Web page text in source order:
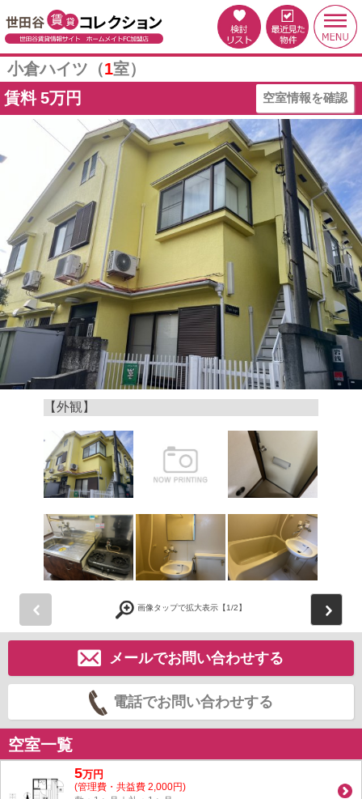
小倉ハイツ（1室）
賃料 5万円 空室情報を確認
【外観】
画像タップで拡大表示【1/2】
メールでお問い合わせする
電話でお問い合わせする
空室一覧
5万円
(管理費・共益費 2,000円)